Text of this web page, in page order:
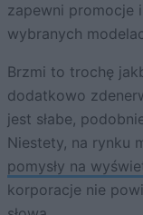
zapewni promocje
wybranych
Brzmi to trochę
dodatkowo
jest słabe,
Niestety, na rynku
pomysły na
korporacje nie